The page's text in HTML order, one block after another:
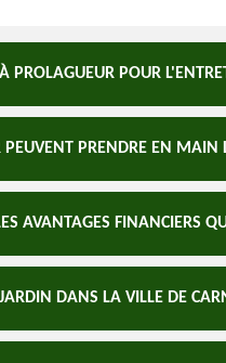
PROLAGUEUR POUR
PEUVENT PRENDRE EN MAIN
AVANTAGES FINANCIERS
DANS LA VILLE DE